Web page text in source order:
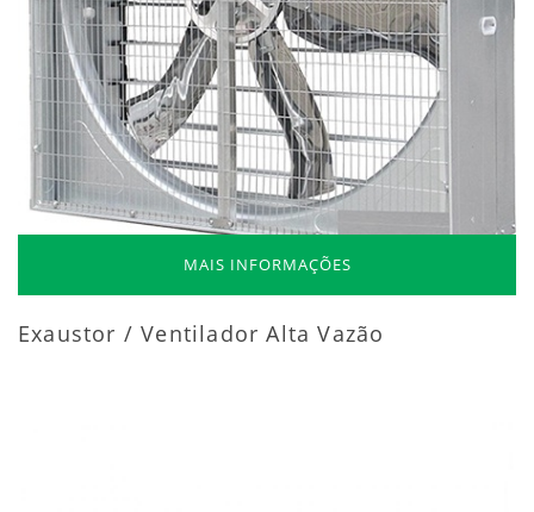
MAIS INFORMAÇÕES
Exaustor / Ventilador Alta Vazão